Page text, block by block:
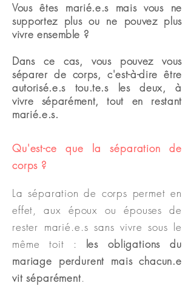
Vous êtes marié.e.s mais vous ne
supportez plus ou ne pouvez plus
vivre ensemble ?
Dans ce cas, vous pouvez vous
séparer de corps, c'est-à-dire être
autorisé.e.s tou.te.s les deux, à
vivre séparément, tout en restant
marié.e.s.
Qu'est-ce que la séparation de
corps ?
La séparation de corps permet en
effet, aux époux ou épouses de
rester marié.e.s sans vivre sous le
même toit : les obligations du
mariage perdurent mais chacun.e
vit séparément.